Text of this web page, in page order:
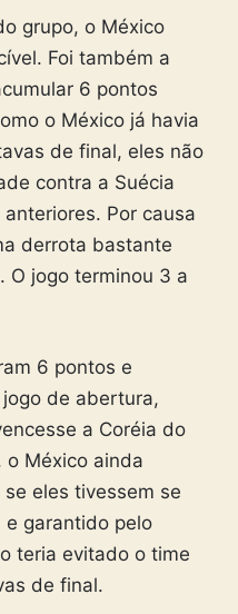
grupo, o México
Foi também a
6 pontos
o México já havia
de final, eles não
contra a Suécia
Por causa
derrota bastante
O jogo terminou 3 a
6 pontos e
de abertura,
a Coréia do
o México ainda
eles tivessem se
e garantido pelo
teria evitado o time
de final.